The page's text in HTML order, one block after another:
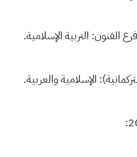
الفنون: التربية الإسلامية.
الإسلامية والعربية.